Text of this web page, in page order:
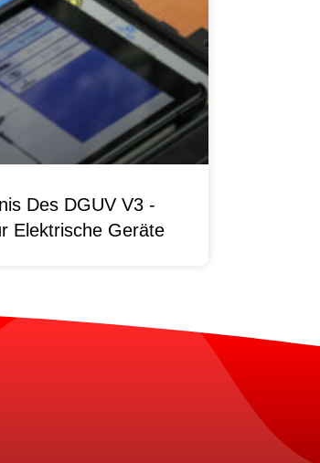
Des DGUV V3 -
Elektrische Geräte